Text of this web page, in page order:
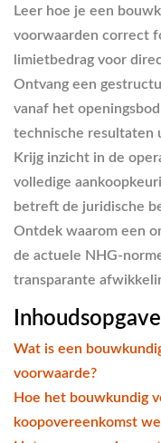
Leer hoe je een
voorwaarden correct
limietbedrag voor
Ontvang een
vanaf het
technische resultaten
Krijg inzicht in de
volledige
betreft de juridische
Ontdek waarom een
de actuele NHG-
transparante
Inhoudsopgave
Wat is een
voorwaarde?
Hoe het bouwkundig
koopovereenkomst